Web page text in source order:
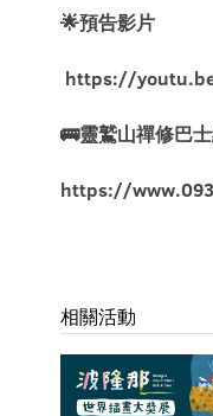
🌟預告影片
https://
🚌靈鷲山禪修巴士
https://
相關活動